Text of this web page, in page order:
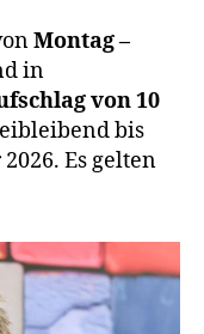
Montag –
in
von 10
bis
Es gelten